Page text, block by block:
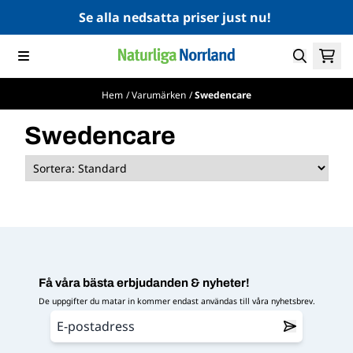
Hoppa till innehållSe alla nedsatta priser just nu!
Hem /Varumärken /Swedencare
Swedencare
Få våra bästa erbjudanden & nyheter!
De uppgifter du matar in kommer endast användas till våra nyhetsbrev.